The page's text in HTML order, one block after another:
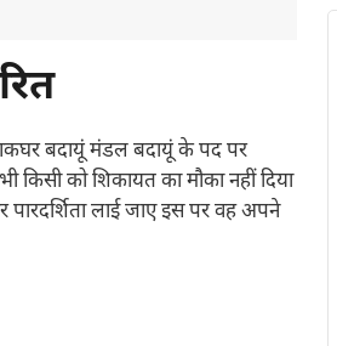
बदायूं मंडल बदायूं के पद पर
किसी को शिकायत का मौका नहीं दिया
लाई जाए इस पर वह अपने